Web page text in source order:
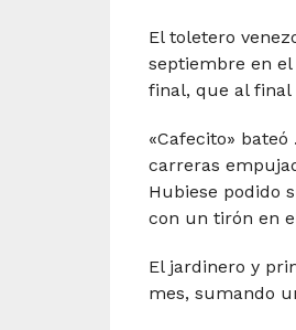
El toletero
septiembre en
final, que al final
«Cafecito»
carreras
Hubiese podido
con un tirón en
El jardinero y
mes, sumando